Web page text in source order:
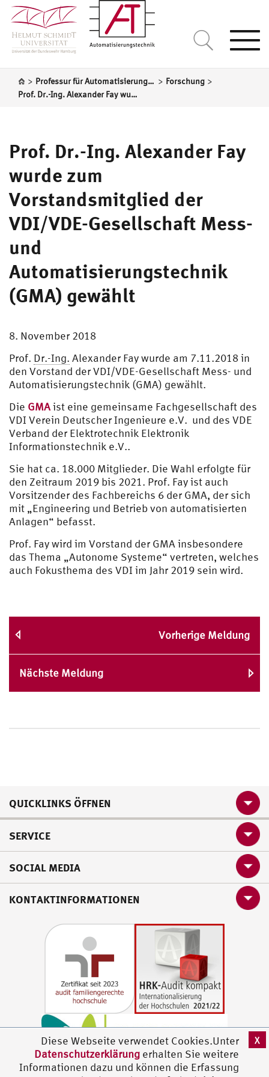
Diese Webseite verwendet Cookies.Unter
Datenschutzerklärung erhalten Sie weitere
Informationen dazu und können die Erfassung
X
> Professur für Automatisierungstechnik > Forschung >
Prof. Dr.-Ing. Alexander Fay wurde zum Vorstandsmitglied der VDI/VDE-Gesellschaft Mess- und Automatisierungstechnik (GMA) gewählt
Prof. Dr.-Ing. Alexander Fay
wurde zum
Vorstandsmitglied der
VDI/VDE-Gesellschaft Mess-
und
Automatisierungstechnik
(GMA) gewählt
8. November 2018
Prof. Dr.-Ing. Alexander Fay wurde am 7.11.2018 in
den Vorstand der VDI/VDE-Gesellschaft Mess- und
Automatisierungstechnik (GMA) gewählt.
Die GMAist eine gemeinsame Fachgesellschaft des
VDI Verein Deutscher Ingenieure e.V. und des VDE
Verband der Elektrotechnik Elektronik
Informationstechnik e.V..
Sie hat ca. 18.000 Mitglieder. Die Wahl erfolgte für
den Zeitraum 2019 bis 2021. Prof. Fay ist auch
Vorsitzender des Fachbereichs 6 der GMA, der sich
mit „Engineering und Betrieb von automatisierten
Anlagen“ befasst.
Prof. Fay wird im Vorstand der GMA insbesondere
das Thema „Autonome Systeme“ vertreten, welches
auch Fokusthema des VDI im Jahr 2019 sein wird.
Vorherige Meldung
Nächste Meldung
QUICKLINKS ÖFFNEN
SERVICE
SOCIAL MEDIA
KONTAKTINFORMATIONEN